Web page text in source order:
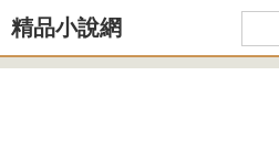
精品小說網